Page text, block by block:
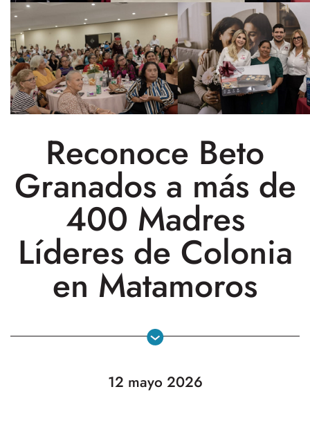
Reconoce Beto
Granados a más de
400 Madres
Líderes de Colonia
en Matamoros
12 mayo 2026